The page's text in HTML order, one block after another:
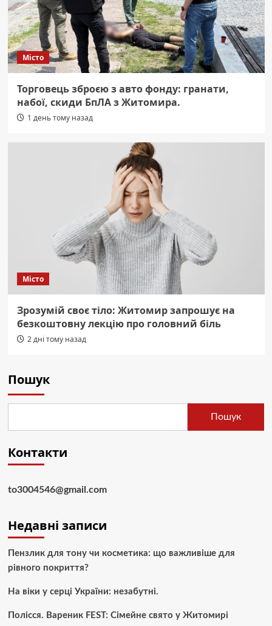
Місто
Торговець зброєю з авто фонду: гранати,
набої, скиди БпЛА з Житомира.
1 день тому назад
Місто
Зрозумій своє тіло: Житомир запрошує на
безкоштовну лекцію про головний біль
2 дні тому назад
Пошук
Пошук
Контакти
to3004546@gmail.com
Недавні записи
Пензлик для тону чи косметика: що важливіше для
рівного покриття?
На віки у серці України: незабутні.
Полісся. Вареник FEST: Сімейне свято у Житомирі